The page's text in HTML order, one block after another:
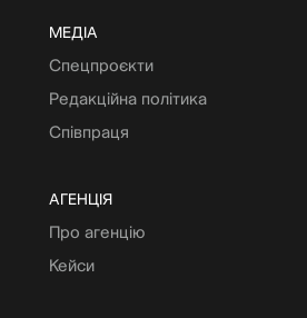
МЕДІА
Спецпроєкти
Редакційна політика
Співпраця
АГЕНЦІЯ
Про агенцію
Кейси